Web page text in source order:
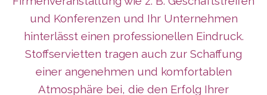
und Konferenzen und Ihr Unternehmen
hinterlässt einen professionellen Eindruck.
Stoffservietten tragen auch zur Schaffung
einer angenehmen und komfortablen
Atmosphäre bei, die den Erfolg Ihrer